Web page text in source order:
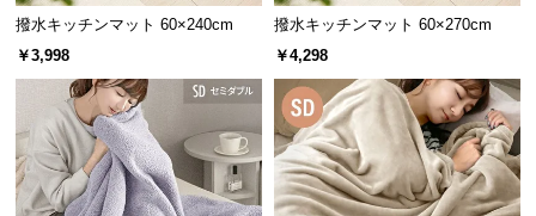
い
て
梱
設
置
サ
撥水キッチンマット 60×240cm
￥3,998
撥水キッチンマット 60×270cm
￥4,298